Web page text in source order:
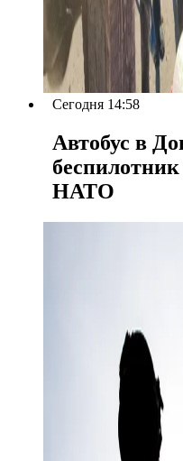
Сегодня 14:58
Автобус в
НАТО